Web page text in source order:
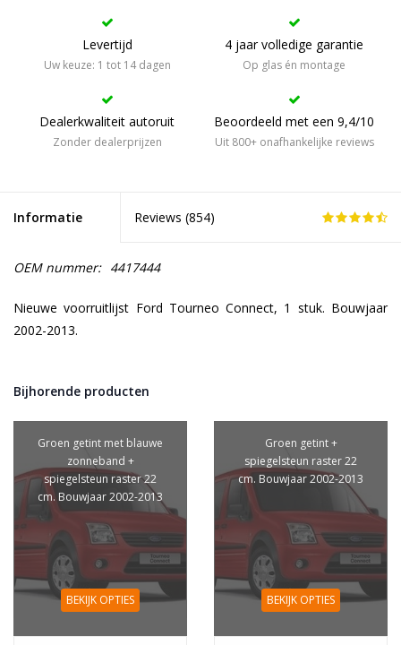
Levertijd
Uw keuze: 1 tot 14 dagen
4 jaar volledige garantie
Op glas én montage
Dealerkwaliteit autoruit
Zonder dealerprijzen
Beoordeeld met een 9,4/10
Uit 800+ onafhankelijke reviews
Informatie Reviews (854)
OEM nummer: 4417444
Nieuwe voorruitlijst Ford Tourneo Connect, 1 stuk. Bouwjaar
2002-2013.
Bijhorende producten
Groen getint met blauwe
zonneband +
spiegelsteun raster 22
cm. Bouwjaar 2002-2013
BEKIJK OPTIES
Groen getint +
spiegelsteun raster 22
cm. Bouwjaar 2002-2013
BEKIJK OPTIES